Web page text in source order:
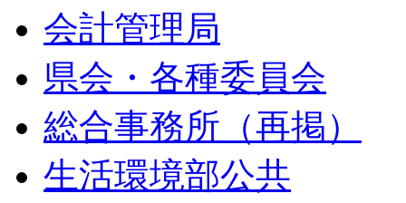
会計管理局
県会・各種委員会
総合事務所（再掲）
生活環境部公共